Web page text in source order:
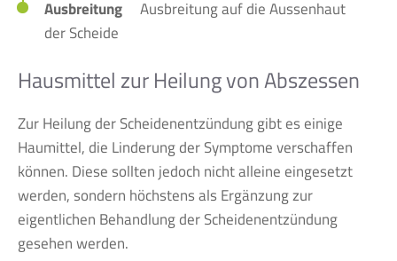
Ausbreitung
Ausbreitung auf die Aussenhaut
der Scheide
Hausmittel zur Heilung von Abszessen
Zur Heilung der Scheidenentzündung gibt es einige
Haumittel, die Linderung der Symptome verschaffen
können. Diese sollten jedoch nicht alleine eingesetzt
werden, sondern höchstens als Ergänzung zur
eigentlichen Behandlung der Scheidenentzündung
gesehen werden.